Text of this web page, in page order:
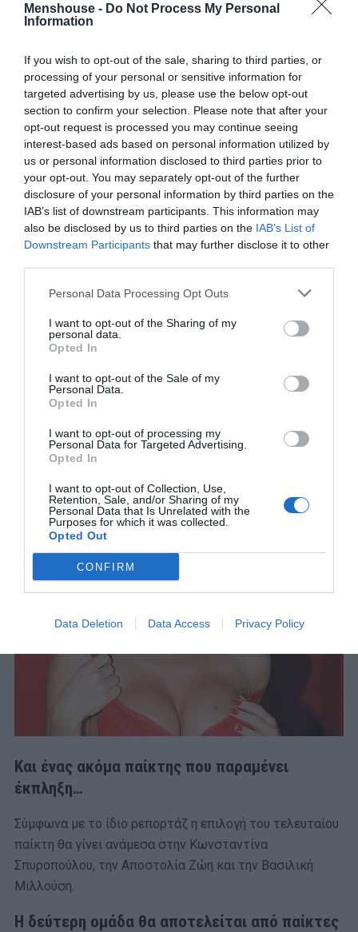
Menshouse - Do Not Process My Personal
Information
If you wish to opt-out of the sale, sharing to third parties, or
processing of your personal or sensitive information for
targeted advertising by us, please use the below opt-out
section to confirm your selection. Please note that after your
opt-out request is processed you may continue seeing
interest-based ads based on personal information utilized by
us or personal information disclosed to third parties prior to
your opt-out. You may separately opt-out of the further
disclosure of your personal information by third parties on the
IAB’s list of downstream participants. This information may
also be disclosed by us to third parties on the IAB’s List of
Downstream Participants that may further disclose it to other
Personal Data Processing Opt Outs
I want to opt-out of the Sharing of my
personal data.
Opted In
I want to opt-out of the Sale of my
Personal Data.
Opted In
I want to opt-out of processing my
Personal Data for Targeted Advertising.
Opted In
I want to opt-out of Collection, Use,
Retention, Sale, and/or Sharing of my
Personal Data that Is Unrelated with the
Purposes for which it was collected.
Opted Out
CONFIRM
Data Deletion Data Access Privacy Policy
Όλγα Πηλιάκη (γιατί κάθε reality επιβίωσης
που σέβεται τον εαυτό του πρέπει να ‘χει
άρωμα Χανταμπάκη μέσα)
Νατάσα Καλογρίδη
Kαι ένας ακόμα παίκτης που παραμένει
έκπληξη…
Σύμφωνα με το ίδιο ρεπορτάζ η επιλογή του τελευταίου
παίκτη θα γίνει ανάμεσα στην Κωνσταντίνα
Σπυροπούλου, την Αποστολία Ζώη και την Βασιλική
Μιλλούση.
Η δεύτερη ομάδα θα αποτελείται από παίκτες